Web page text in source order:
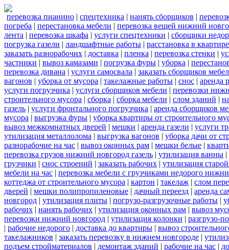
перевозка пианино | спецтехника | нанять сборщиков |
погреба | перестановка мебели | перевозка вещей нижний
лента | перевозка шкафа | услуги спецтехники | сборщики
погрузка газели | ландшафтные работы | расстановка в квартире
заказать разнорабочих | доставка | пленка | перевозка стенки |
частники | вывоз камазами | погрузка фуры | уборка |
перевозка дивана | услуги самосвала | заказать сборщиков
вагонов | уборка от мусора | такелажные работы | снос | аренда
услуги погрузчика | услуги сборщиков мебели | перевозки
строительного мусора | сборка | сборка мебели | слом зданий |
газель | услуги фронтального погрузчика | аренда сборщиков
мусора | выгрузка фуры | уборка квартиры от строительного
вывоз межкомнатных дверей | мешки | аренда газели | услуги
утилизация металлолома | выгрузка вагонов | уборка дачи от
разнорабочие на час | вывоз оконных рам | мешки белые |
перевозка грузов нижний новгород газель | утилизация ванны |
грузчики | снос строений | заказать рабочих | утилизация
мебели на час | перевозка мебели с грузчиками недорого
коттеджа от строительного мусора | картон | такелаж | слом
дверей | мешки полипропиленовые | дачный переезд | аренда
новгород | утилизация плиты | погрузо-разгрузочные работы |
рабочих | нанять рабочих | утилизация оконных рам | вывоз
перевозки нижний новгород | утилизация колонки | разгрузо-
| рабочие недорого | доставка до квартиры | вывоз
такелажников | заказать перевозку в нижнем новгороде |
подъем стройматериалов | демонтаж зданий | рабочие на час |